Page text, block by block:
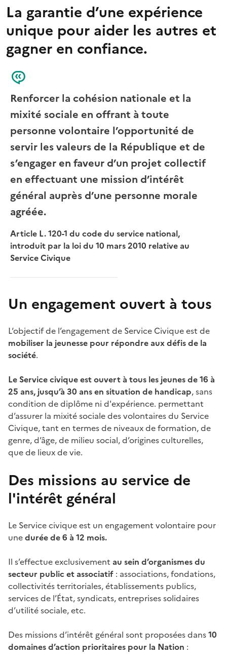
La garantie d’une expérience
unique pour aider les autres et
gagner en confiance.
Renforcer la cohésion nationale et la
mixité sociale en offrant à toute
personne volontaire l’opportunité de
servir les valeurs de la République et de
s’engager en faveur d’un projet collectif
en effectuant une mission d’intérêt
général auprès d’une personne morale
agréée.
Article L. 120-1 du code du service national,
introduit par la loi du 10 mars 2010 relative au
Service Civique
Un engagement ouvert à tous
L‘objectif de l’engagement de Service Civique est de
mobiliser la jeunesse pour répondre aux défis de la
société.
Le Service civique est ouvert à tous les jeunes de 16 à
25 ans, jusqu’à 30 ans en situation de handicap, sans
condition de diplôme ni d'expérience. permettant
d’assurer la mixité sociale des volontaires du Service
Civique, tant en termes de niveaux de formation, de
genre, d’âge, de milieu social, d’origines culturelles,
que de lieux de vie.
Des missions au service de
l'intérêt général
Le Service civique est un engagement volontaire pour
unedurée de 6 à 12 mois.
Il s’effectue exclusivement au sein d’organismes du
secteur public et associatif : associations, fondations,
collectivités territoriales, établissements publics,
services de l’État, syndicats, entreprises solidaires
d’utilité sociale, etc.
Des missions d’intérêt général sont proposées dans10
domaines d’action prioritaires pour la Nation :